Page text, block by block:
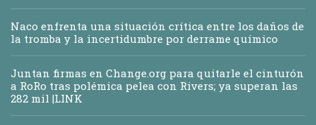
Naco enfrenta una situación crítica entre los daños de
la tromba y la incertidumbre por derrame químico
Juntan firmas en Change.org para quitarle el cinturón
a RoRo tras polémica pelea con Rivers; ya superan las
282 mil |LINK